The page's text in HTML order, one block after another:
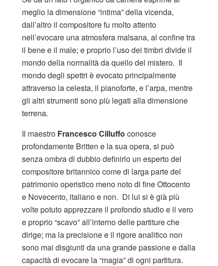
meglio la dimensione “intima” della vicenda,
dall’altro il compositore fu molto attento
nell’evocare una atmosfera malsana, al confine tra
il bene e il male; e proprio l’uso dei timbri divide il
mondo della normalità da quello del mistero. Il
mondo degli spettri è evocato principalmente
attraverso la celesta, il pianoforte, e l’arpa, mentre
gli altri strumenti sono più legati alla dimensione
terrena.
Il maestro Francesco Cilluffo conosce
profondamente Britten e la sua opera, si può
senza ombra di dubbio definirlo un esperto del
compositore britannico come di larga parte del
patrimonio operistico meno noto di fine Ottocento
e Novecento, italiano e non. Di lui si è già più
volte potuto apprezzare il profondo studio e il vero
e proprio “scavo” all’interno delle partiture che
dirige; ma la precisione e il rigore analitico non
sono mai disgiunti da una grande passione e dalla
capacità di evocare la “magia” di ogni partitura.